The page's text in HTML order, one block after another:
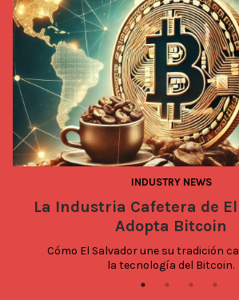
INDUSTRY NEWS
La Industria Cafetera de
Adopta Bitcoin
Cómo El Salvador une su tradición
la tecnología del Bitcoin.